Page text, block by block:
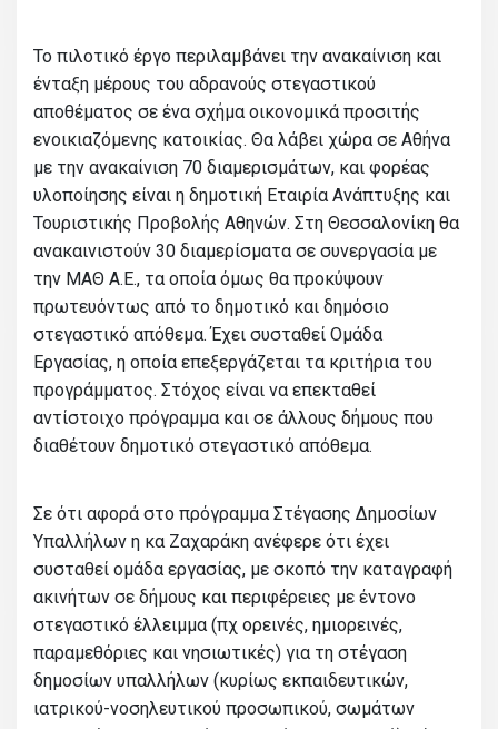
Το πιλοτικό έργο περιλαμβάνει την ανακαίνιση και
ένταξη μέρους του αδρανούς στεγαστικού
αποθέματος σε ένα σχήμα οικονομικά προσιτής
ενοικιαζόμενης κατοικίας. Θα λάβει χώρα σε Αθήνα
με την ανακαίνιση 70 διαμερισμάτων, και φορέας
υλοποίησης είναι η δημοτική Εταιρία Ανάπτυξης και
Τουριστικής Προβολής Αθηνών. Στη Θεσσαλονίκη θα
ανακαινιστούν 30 διαμερίσματα σε συνεργασία με
την ΜΑΘ Α.Ε., τα οποία όμως θα προκύψουν
πρωτευόντως από το δημοτικό και δημόσιο
στεγαστικό απόθεμα. Έχει συσταθεί Ομάδα
Εργασίας, η οποία επεξεργάζεται τα κριτήρια του
προγράμματος. Στόχος είναι να επεκταθεί
αντίστοιχο πρόγραμμα και σε άλλους δήμους που
διαθέτουν δημοτικό στεγαστικό απόθεμα.
Σε ότι αφορά στο πρόγραμμα Στέγασης Δημοσίων
Υπαλλήλων η κα Ζαχαράκη ανέφερε ότι έχει
συσταθεί ομάδα εργασίας, με σκοπό την καταγραφή
ακινήτων σε δήμους και περιφέρειες με έντονο
στεγαστικό έλλειμμα (πχ ορεινές, ημιορεινές,
παραμεθόριες και νησιωτικές) για τη στέγαση
δημοσίων υπαλλήλων (κυρίως εκπαιδευτικών,
ιατρικού-νοσηλευτικού προσωπικού, σωμάτων